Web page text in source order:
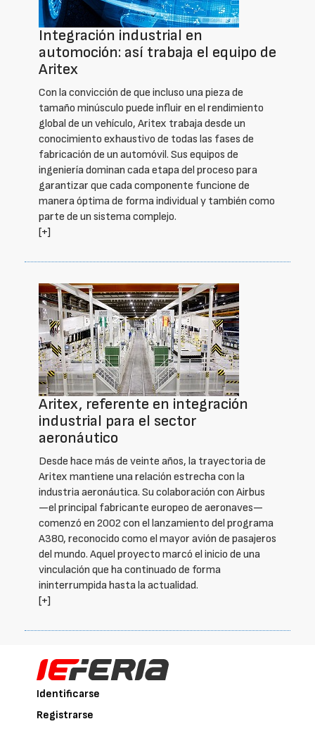
Integración industrial en
automoción: así trabaja el equipo de
Aritex
Con la convicción de que incluso una pieza de
tamaño minúsculo puede influir en el rendimiento
global de un vehículo, Aritex trabaja desde un
conocimiento exhaustivo de todas las fases de
fabricación de un automóvil. Sus equipos de
ingeniería dominan cada etapa del proceso para
garantizar que cada componente funcione de
manera óptima de forma individual y también como
parte de un sistema complejo.
[+]
Aritex, referente en integración
industrial para el sector
aeronáutico
Desde hace más de veinte años, la trayectoria de
Aritex mantiene una relación estrecha con la
industria aeronáutica. Su colaboración con Airbus
—el principal fabricante europeo de aeronaves—
comenzó en 2002 con el lanzamiento del programa
A380, reconocido como el mayor avión de pasajeros
del mundo. Aquel proyecto marcó el inicio de una
vinculación que ha continuado de forma
ininterrumpida hasta la actualidad.
[+]
Identificarse
Registrarse